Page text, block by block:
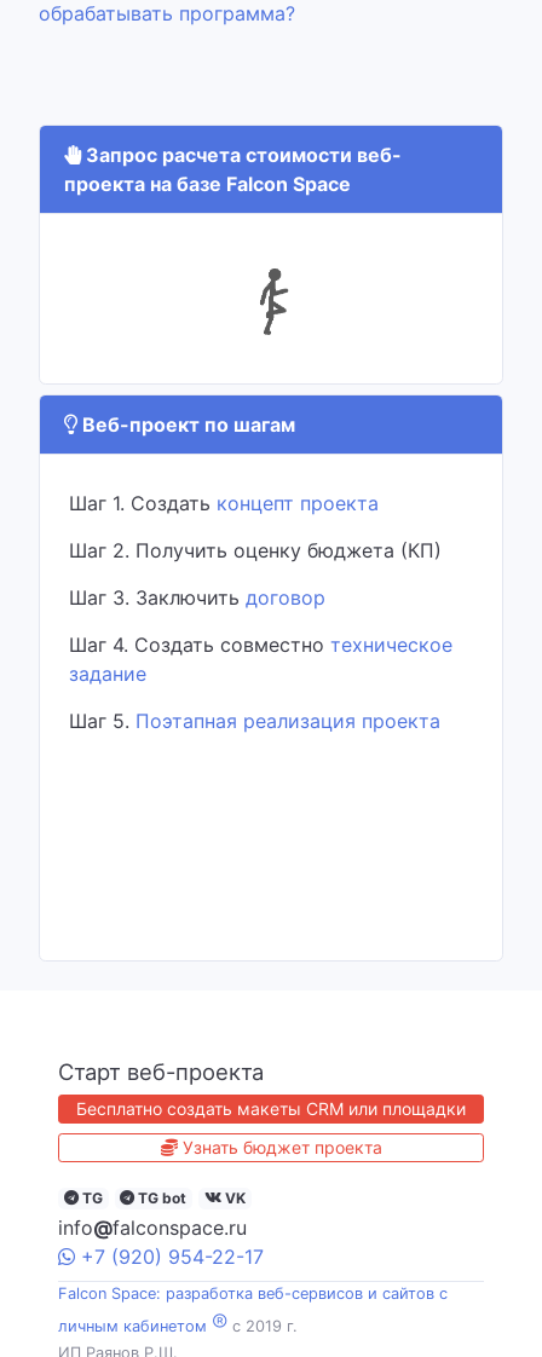
обрабатывать программа?
Запрос расчета стоимости веб-
проекта на базе Falcon Space
Веб-проект по шагам
Шаг 1. Создать концепт проекта
Шаг 2. Получить оценку бюджета (КП)
Шаг 3. Заключить договор
Шаг 4. Создать совместно техническое
задание
Шаг 5. Поэтапная реализация проекта
Старт веб-проекта
Бесплатно создать макеты CRM или площадки
Узнать бюджет проекта
TG TG bot VK
info@falconspace.ru
+7 (920) 954-22-17
Falcon Space: разработка веб-сервисов и сайтов с
личным кабинетом ® c 2019 г.
ИП Раянов Р.Ш.